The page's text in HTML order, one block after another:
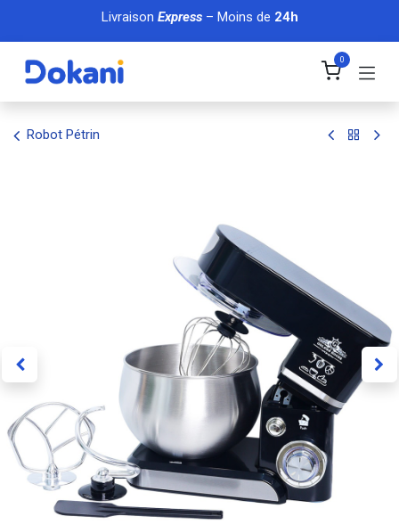
Se rendre au contenu
Livraison Express– Moins de 24h
0
Robot Pétrin